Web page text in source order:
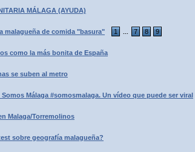
MÁLAGA (AYUDA)
malagueña de comida "basura" 1 7 8 9
como la más bonita de España
se suben al metro
Somos Málaga #somosmalaga. Un vídeo que puede ser viral
Malaga/Torremolinos
sobre geografía malagueña?